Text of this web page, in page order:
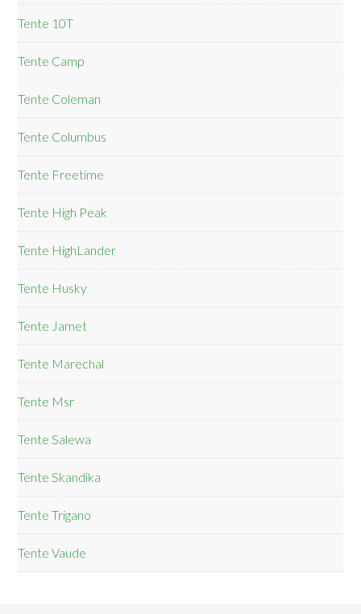
Tente 10T
Tente Camp
Tente Coleman
Tente Columbus
Tente Freetime
Tente High Peak
Tente HighLander
Tente Husky
Tente Jamet
Tente Marechal
Tente Msr
Tente Salewa
Tente Skandika
Tente Trigano
Tente Vaude